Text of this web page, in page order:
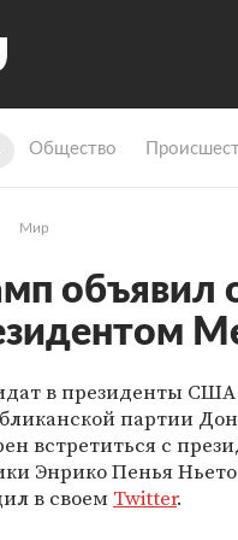
Общество
Мир
объявил
в президенты США
партии
встретиться с
Энрико Пенья
в своем Twitter.